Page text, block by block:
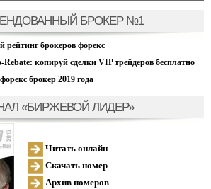
БРОКЕР №1
брокеров форекс
Rebate: копируй сделки VIP трейдеров бесплатно
брокер 2019 года
«БИРЖЕВОЙ ЛИДЕР»
Читать онлайн
Скачать номер
Архив номеров